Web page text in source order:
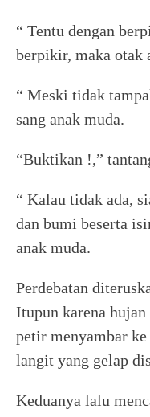
“ Tentu dengan
berpikir, maka otak
“ Meski tidak
sang anak muda.
“Buktikan !,”
“ Kalau tidak ada,
dan bumi beserta
anak muda.
Perdebatan
Itupun karena
petir menyambar
langit yang gelap
Keduanya lalu